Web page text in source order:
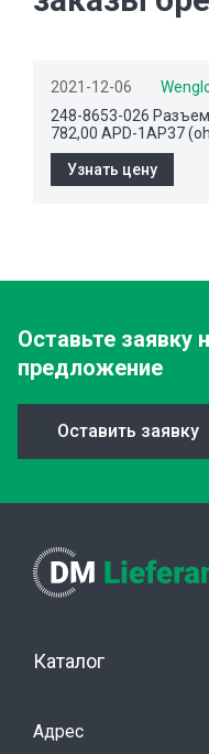
2021-12-06
248-8653-026
782,00 APD-1AP37
Узнать цену
Оставьте заявку
предложение
Оставить заявку
Каталог
Адрес